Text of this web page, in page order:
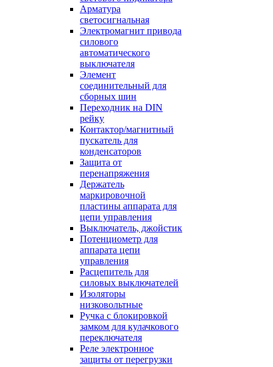
Арматура
светосигнальная
Электромагнит привода
силового
автоматического
выключателя
Элемент
соединительный для
сборных шин
Переходник на DIN
рейку
Контактор/магнитный
пускатель для
конденсаторов
Защита от
перенапряжения
Держатель
маркировочной
пластины аппарата для
цепи управления
Выключатель, джойстик
Потенциометр для
аппарата цепи
управления
Расцепитель для
силовых выключателей
Изоляторы
низковольтные
Ручка с блокировкой
замком для кулачкового
переключателя
Реле электронное
защиты от перегрузки